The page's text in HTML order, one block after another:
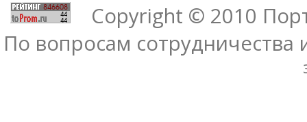
Copyright © 2010
По вопросам